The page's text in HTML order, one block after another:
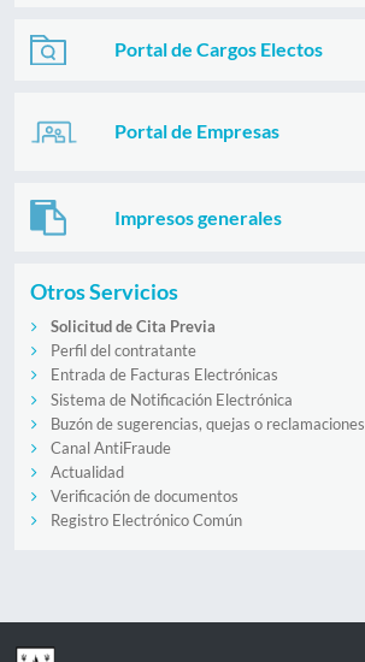
Portal de Cargos Electos
Portal de Empresas
Impresos generales
Otros Servicios
Solicitud de Cita Previa
Perfil del contratante
Entrada de Facturas Electrónicas
Sistema de Notificación Electrónica
Buzón de sugerencias, quejas o reclamaciones
Canal AntiFraude
Actualidad
Verificación de documentos
Registro Electrónico Común